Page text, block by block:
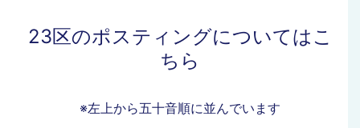
23区のポスティングについてはこ
ちら
※左上から五十音順に並んでいます